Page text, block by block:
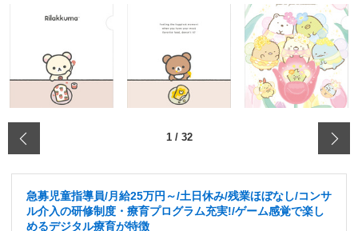
1/ 32
急募児童指導員/月給25万円～/土日休み/残業ほぼなし/コンサ
ル介入の研修制度・療育プログラム充実!/ゲーム感覚で楽し
めるデジタル療育が特徴